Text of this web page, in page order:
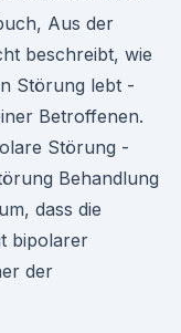
Aus der
beschreibt, wie
Störung lebt -
Betroffenen.
Störung -
Behandlung
dass die
bipolarer
der